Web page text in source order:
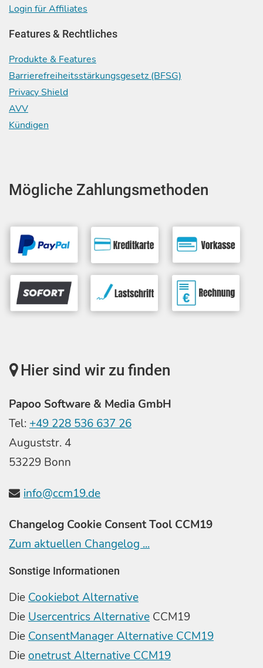
Login für Affiliates
Features & Rechtliches
Produkte & Features
Barrierefreiheitsstärkungsgesetz (BFSG)
Privacy Shield
AVV
Kündigen
Mögliche Zahlungsmethoden
Hier sind wir zu finden
Papoo Software & Media GmbH
Tel: +49 228 536 637 26
Auguststr. 4
53229 Bonn
info@ccm19.de
Changelog Cookie Consent Tool CCM19
Zum aktuellen Changelog ...
Sonstige Informationen
Die Cookiebot Alternative
Die Usercentrics Alternative CCM19
Die ConsentManager Alternative CCM19
Die onetrust Alternative CCM19